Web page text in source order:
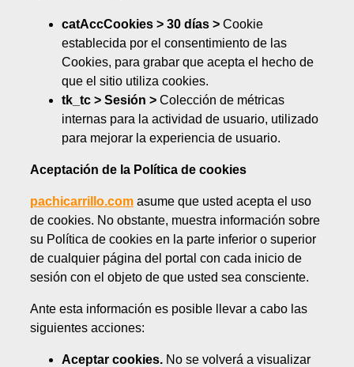
catAccCookies > 30 días > Cookie
establecida por el consentimiento de las
Cookies, para grabar que acepta el hecho de
que el sitio utiliza cookies.
tk_tc > Sesión > Colección de métricas
internas para la actividad de usuario, utilizado
para mejorar la experiencia de usuario.
Aceptación de la Política de cookies
pachicarrillo.com asume que usted acepta el uso
de cookies. No obstante, muestra información sobre
su Política de cookies en la parte inferior o superior
de cualquier página del portal con cada inicio de
sesión con el objeto de que usted sea consciente.
Ante esta información es posible llevar a cabo las
siguientes acciones:
Aceptar cookies. No se volverá a visualizar